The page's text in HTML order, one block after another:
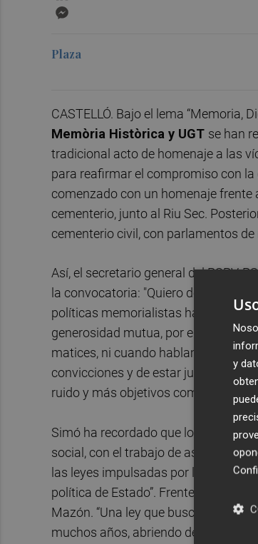
Plaza
CASTELLÓ. Bajo el lema “Memoria,
Memòria Històrica y UGT se han
tradicional acto de homenaje a las
para reafirmar el compromiso con
comenzado con un homenaje
cementerio, junto al Riu Sec.
cementerio civil, con parlamentos
Así, el secretario general del PSPV-
la convocatoria: "Quiero destacar
políticas memorialistas hayamos
generosidad mutua, por encima de
matices, ni cuando hablamos de
convicciones y de estar juntos, de
ruido y más objetivos comunes”,
Simó ha recordado que los
social, con el trabajo de
las leyes impulsadas por los
política de Estado”. Frente a estos
Mazón. “Una ley que busca derribar
muchos años, abriendo de nuevo
y